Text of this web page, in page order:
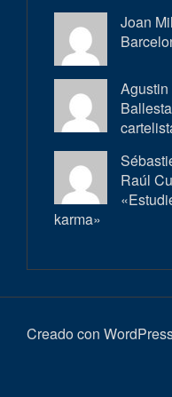
Joan
Raúl
karma»
Creado con